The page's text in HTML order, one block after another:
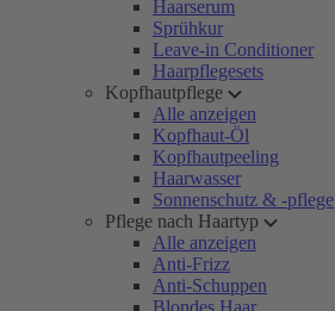
Haarserum
Sprühkur
Leave-in Conditioner
Haarpflegesets
Kopfhautpflege
Alle anzeigen
Kopfhaut-Öl
Kopfhautpeeling
Haarwasser
Sonnenschutz & -pflege
Pflege nach Haartyp
Alle anzeigen
Anti-Frizz
Anti-Schuppen
Blondes Haar